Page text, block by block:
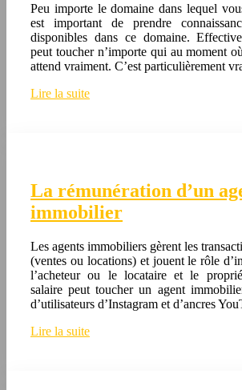
Peu importe le domaine dans lequel
est important de prendre
disponibles dans ce domaine.
peut toucher n’importe qui au moment
attend vraiment. C’est particulièrement
Lire la suite
La rémunération d’un
immobilier
Les agents immobiliers gèrent les
(ventes ou locations) et jouent le rôle
l’acheteur ou le locataire et le
salaire peut toucher un agent
d’utilisateurs d’Instagram et d’ancres
Lire la suite